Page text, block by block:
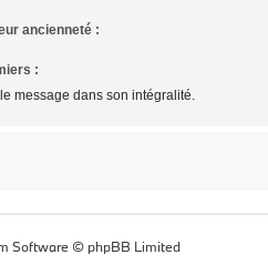
ancienneté :
:
message dans son intégralité.
Software © phpBB Limited